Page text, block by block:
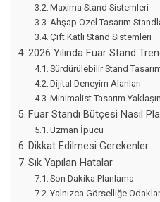
Maxima Stand Sistemleri
Ahşap Özel Tasarım
Çift Katlı Stand Sistemleri
2026 Yılında Fuar Stand
Sürdürülebilir Stand
Dijital Deneyim Alanları
Minimalist Tasarım
Fuar Standı Bütçesi Nasıl
Uzman İpucu
Dikkat Edilmesi Gerekenler
Sık Yapılan Hatalar
Son Dakika Planlama
Yalnızca Görselliğe